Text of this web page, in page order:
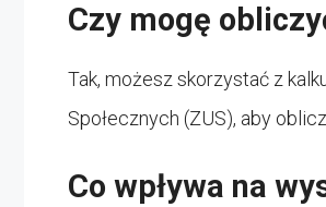
Czy mogę
Tak, możesz skorzystać z
Społecznych (ZUS), aby
Co wpływa na